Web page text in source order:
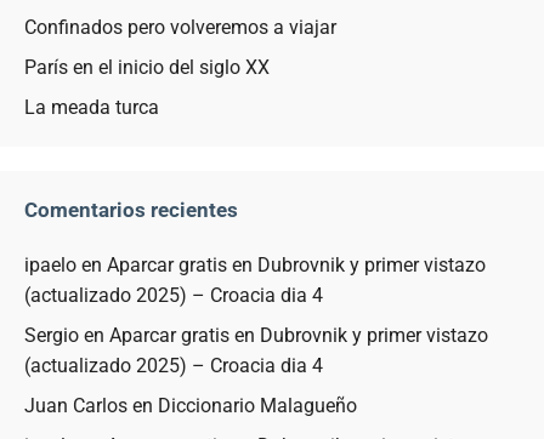
Confinados pero volveremos a viajar
París en el inicio del siglo XX
La meada turca
Comentarios recientes
ipaelo en Aparcar gratis en Dubrovnik y primer vistazo
(actualizado 2025) – Croacia dia 4
Sergio en Aparcar gratis en Dubrovnik y primer vistazo
(actualizado 2025) – Croacia dia 4
Juan Carlos en Diccionario Malagueño